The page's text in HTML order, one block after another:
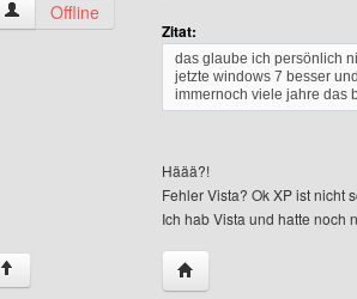
vladdracula Benutzer-Profile anzeigen
Offline
Zitat:
das glaube ich persönlich
jetzte windows 7 besser
immernoch viele jahre das
Häää?!
Fehler Vista? Ok XP ist nicht
Ich hab Vista und hatte
↑ Website dieses